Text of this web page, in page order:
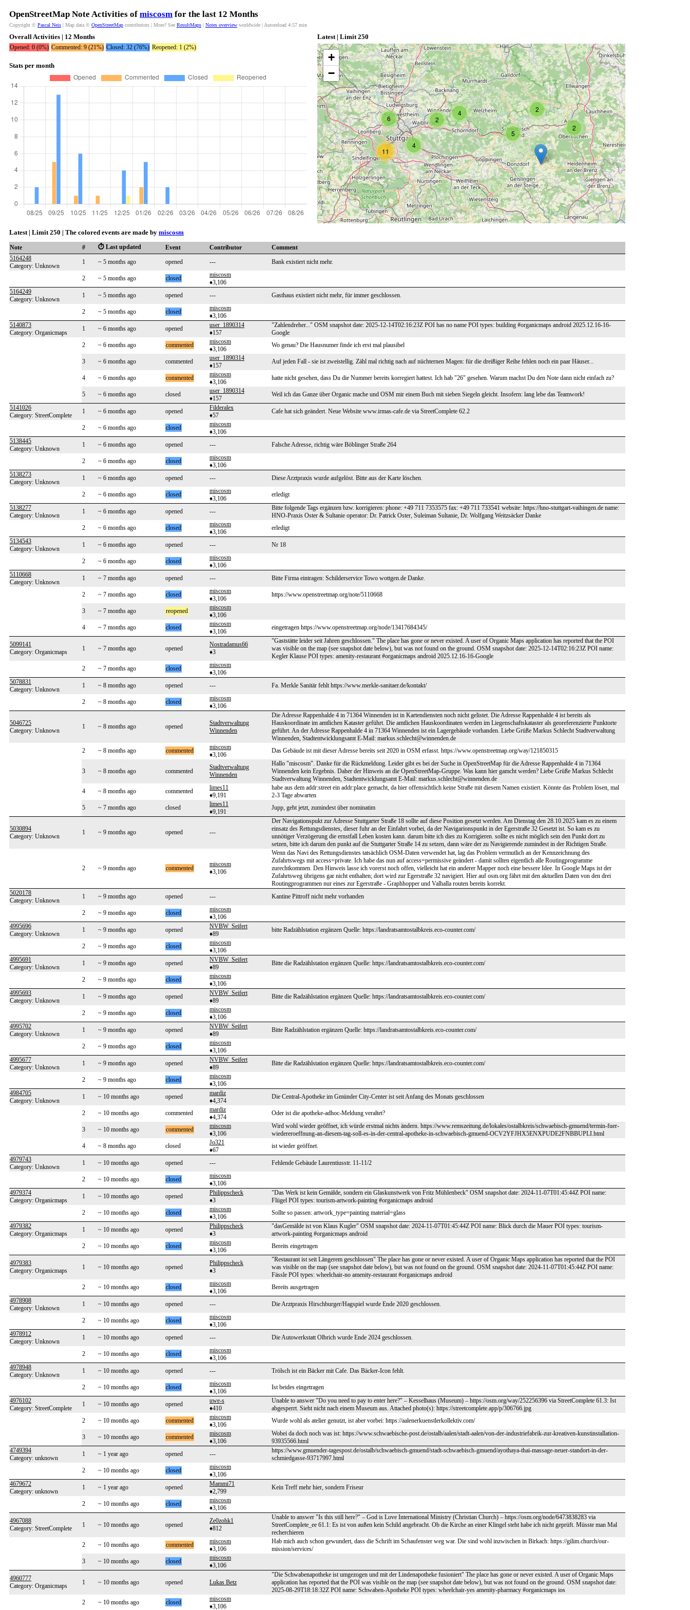
OpenStreetMap Note Activities of miscosm for the last 12 Months
Copyright © Pascal Neis | Map data © OpenStreetMap contributors | More? See ResultMaps | Notes overview worldwide | Autoreload 4:56 min
Overall Activities | 12 Months
Opened: 0 (0%) Commented: 9 (21%) Closed: 32 (76%) Reopened: 1 (2%)
Stats per month
Latest | Limit 250
11
6
4
2
4
5
2
2
+
−
Latest | Limit 250 | The colored events are made by miscosm
Note # ⏱️ Last updated Event Contributor
Comment
5164248
Category: Unknown
1 ~ 5 months ago opened --- Bank existiert nicht mehr.
2 ~ 5 months ago closed
miscosm
♦3,106
5164249
Category: Unknown
1 ~ 5 months ago opened --- Gasthaus existiert nicht mehr, für immer geschlossen.
2 ~ 5 months ago closed
miscosm
♦3,106
5140873
Category: Organicmaps
1 ~ 6 months ago opened
user_1890314
♦157
"Zahlendreher..." OSM snapshot date: 2025-12-14T02:16:23Z POI has no name POI types: building #organicmaps android 2025.12.16-16-
Google
2
~ 6 months ago commented
miscosm
♦3,106
Wo genau? Die Hausnumer finde ich erst mal plausibel
3 ~ 6 months ago commented
user_1890314
♦157
Auf jeden Fall - sie ist zweistellig. Zähl mal richtig nach auf nüchternen Magen: für die dreißiger Reihe fehlen noch ein paar Häuser...
4 ~ 6 months ago commented
miscosm
♦3,106
hatte nicht gesehen, dass Du die Nummer bereits korregiert hattest. Ich hab "26" gesehen. Warum machst Du den Note dann nicht einfach zu?
5 ~ 6 months ago closed
user_1890314
♦157
Weil ich das Ganze über Organic mache und OSM mir einem Buch mit sieben Siegeln gleicht. Insofern: lang lebe das Teamwork!
5141026
Category: StreetComplete
1 ~ 6 months ago opened
Filderalex
♦57
Cafe hat sich geändert. Neue Website www.irmas-cafe.de via StreetComplete 62.2
2 ~ 6 months ago closed
miscosm
♦3,106
5138445
Category: Unknown
1 ~ 6 months ago opened --- Falsche Adresse, richtig wäre Böblinger Straße 264
2 ~ 6 months ago closed
miscosm
♦3,106
5138273
Category: Unknown
1 ~ 6 months ago opened --- Diese Arztpraxis wurde aufgelöst. Bitte aus der Karte löschen.
2 ~ 6 months ago closed
miscosm
♦3,106
erledigt
5138277
Category: Unknown
1 ~ 6 months ago opened ---
Bitte folgende Tags ergänzen bzw. korrigieren: phone: +49 711 7353575 fax: +49 711 733541 website: https://hno-stuttgart-vaihingen.de name:
HNO-Praxis Oster & Sultanie operator: Dr. Patrick Oster, Suleiman Sultanie, Dr. Wolfgang Weitzsäcker Danke
2
~ 6 months ago closed
miscosm
♦3,106
erledigt
5134543
Category: Unknown
1 ~ 6 months ago opened --- Nr 18
2 ~ 6 months ago closed
miscosm
♦3,106
5110668
Category: Unknown
1 ~ 7 months ago opened --- Bitte Firma eintragen: Schilderservice Towo wottgen.de Danke.
2 ~ 7 months ago closed
miscosm
♦3,106
https://www.openstreetmap.org/note/5110668
3 ~ 7 months ago reopened
miscosm
♦3,106
4
~ 7 months ago closed
miscosm
♦3,106
eingetragen https://www.openstreetmap.org/node/13417684345/
5099141
Category: Organicmaps
1 ~ 7 months ago opened
Nostradamus66
♦3
"Gaststätte leider seit Jahren geschlossen." The place has gone or never existed. A user of Organic Maps application has reported that the POI
was visible on the map (see snapshot date below), but was not found on the ground. OSM snapshot date: 2025-12-14T02:16:23Z POI name:
Kegler Klause POI types: amenity-restaurant #organicmaps android 2025.12.16-16-Google
2
~ 7 months ago closed
miscosm
♦3,106
5078831
Category: Unknown
1 ~ 8 months ago opened --- Fa. Merkle Sanitär fehlt https://www.merkle-sanitaer.de/kontakt/
2 ~ 8 months ago closed
miscosm
♦3,106
5046725
Category: Unknown
1 ~ 8 months ago opened
Stadtverwaltung
Winnenden
Die Adresse Rappenhalde 4 in 71364 Winnenden ist in Kartendiensten noch nicht gelistet. Die Adresse Rappenhalde 4 ist bereits als
Hauskoordinate im amtlichen Kataster geführt. Die amtlichen Hauskoordinaten werden im Liegenschaftskataster als georeferenzierte Punktorte
geführt. An der Adresse Rappenhalde 4 in 71364 Winnenden ist ein Lagergebäude vorhanden. Liebe Grüße Markus Schlecht Stadtverwaltung
Winnenden, Stadtentwicklungsamt E-Mail: markus.schlecht@winnenden.de
2
~ 8 months ago commented
miscosm
♦3,106
Das Gebäude ist mit dieser Adresse bereits seit 2020 in OSM erfasst. https://www.openstreetmap.org/way/121850315
3 ~ 8 months ago commented
Stadtverwaltung
Winnenden
Hallo "miscosm". Danke für die Rückmeldung. Leider gibt es bei der Suche in OpenStreetMap für die Adresse Rappenhalde 4 in 71364
Winnenden kein Ergebnis. Daher der Hinweis an die OpenStreetMap-Gruppe. Was kann hier gamcht werden? Liebe Grüße Markus Schlecht
Stadtverwaltung Winnenden, Stadtentwicklungsamt E-Mail: markus.schlecht@winnenden.de
4
~ 8 months ago commented
limes11
♦9,191
habe aus dem addr:street ein addr:place gemacht, da hier offensichtlich keine Straße mit diesem Namen existiert. Könnte das Problem lösen, mal
2-3 Tage abwarten
5
~ 7 months ago closed
limes11
♦9,191
Jupp, geht jetzt, zumindest über nominatim
5030894
Category: Unknown
1 ~ 9 months ago opened ---
Der Navigationspukt zur Adresse Stuttgarter Straße 18 sollte auf diese Position gesetzt werden. Am Dienstag den 28.10.2025 kam es zu einem
einsatz des Rettungsdienstes, dieser fuhr an der Einfahrt vorbei, da der Navigarionspunkt in der Egerstraße 32 Gesetzt ist. So kam es zu
unnötiger Verzögerung die ernstfall Leben kosten kann. darum bitte ich dies zu Korrigieren. sollte es nicht möglich sein den Punkt dort zu
setzen, bitte ich darum den punkt auf die Stuttgarter Straße 14 zu setzen, dann wäre der zu Navigierende zumindest in der Richtigen Straße.
2 ~ 9 months ago commented
miscosm
♦3,106
Wenn das Navi des Rettungsdienstes tatsächlich OSM-Daten verwendet hat, lag das Problem vermutlich an der Kennzeichnung des
Zufahrtswegs mit access=private. Ich habe das nun auf access=permissive geändert - damit sollten eigentlich alle Routingprogramme
zurechtkommen. Den Hinweis lasse ich vorerst noch offen, vielleicht hat ein anderer Mapper noch eine bessere Idee. In Google Maps ist der
Zufahrtsweg übrigens gar nicht enthalten; dort wird zur Egerstraße 32 navigiert. Hier auf osm.org fährt mit den aktuellen Daten von den drei
Routingprogrammen nur eines zur Egerstraße - Graphhopper und Valhalla routen bereits korrekt.
5020178
Category: Unknown
1 ~ 9 months ago opened --- Kantine Pittroff nicht mehr vorhanden
2 ~ 9 months ago closed
miscosm
♦3,106
4995696
Category: Unknown
1 ~ 9 months ago opened
NVBW_Seifert
♦89
bitte Radzählstation ergänzen Quelle: https://landratsamtostalbkreis.eco-counter.com/
2 ~ 9 months ago closed
miscosm
♦3,106
4995691
Category: Unknown
1 ~ 9 months ago opened
NVBW_Seifert
♦89
Bitte die Radzählstation ergänzen Quelle: https://landratsamtostalbkreis.eco-counter.com/
2 ~ 9 months ago closed
miscosm
♦3,106
4995693
Category: Unknown
1 ~ 9 months ago opened
NVBW_Seifert
♦89
Bitte die Radzählstation ergänzen Quelle: https://landratsamtostalbkreis.eco-counter.com/
2 ~ 9 months ago closed
miscosm
♦3,106
4995702
Category: Unknown
1 ~ 9 months ago opened
NVBW_Seifert
♦89
Bitte Radzählstation ergänzen Quelle: https://landratsamtostalbkreis.eco-counter.com/
2 ~ 9 months ago closed
miscosm
♦3,106
4995677
Category: Unknown
1 ~ 9 months ago opened
NVBW_Seifert
♦89
Bitte die Radzählstation ergänzen Quelle: https://landratsamtostalbkreis.eco-counter.com/
2 ~ 9 months ago closed
miscosm
♦3,106
4984705
Category: Unknown
1 ~ 10 months ago opened
mardiz
♦4,374
Die Central-Apotheke im Gmünder City-Center ist seit Anfang des Monats geschlossen
2 ~ 10 months ago commented
mardiz
♦4,374
Oder ist die apotheke-adhoc-Meldung veraltet?
3 ~ 10 months ago commented
miscosm
♦3,106
Wird wohl wieder geöffnet, ich würde erstmal nichts ändern. https://www.remszeitung.de/lokales/ostalbkreis/schwaebisch-gmuend/termin-fuer-
wiedereroeffnung-an-diesem-tag-soll-es-in-der-central-apotheke-in-schwaebisch-gmuend-OCV2YFJHX5ENXPUDE2FNBBUPLI.html
4
~ 8 months ago closed
Jo321
♦67
ist wieder geöffnet.
4979743
Category: Unknown
1 ~ 10 months ago opened --- Fehlende Gebäude Laurentiusstr. 11-11/2
2 ~ 10 months ago closed
miscosm
♦3,106
4979374
Category: Organicmaps
1 ~ 10 months ago opened
Philippscheck
♦3
"Das Werk ist kein Gemälde, sondern ein Glaskunstwerk von Fritz Mühlenbeck" OSM snapshot date: 2024-11-07T01:45:44Z POI name:
Flügel POI types: tourism-artwork-painting #organicmaps android
2
~ 10 months ago closed
miscosm
♦3,106
Sollte so passen: artwork_type=painting material=glass
4979382
Category: Organicmaps
1 ~ 10 months ago opened
Philippscheck
♦3
"dasGemälde ist von Klaus Kugler" OSM snapshot date: 2024-11-07T01:45:44Z POI name: Blick durch die Mauer POI types: tourism-
artwork-painting #organicmaps android
2
~ 10 months ago closed
miscosm
♦3,106
Bereits eingetragen
4979383
Category: Organicmaps
1 ~ 10 months ago opened
Philippscheck
♦3
"Restaurant ist seit Längerem geschlossen" The place has gone or never existed. A user of Organic Maps application has reported that the POI
was visible on the map (see snapshot date below), but was not found on the ground. OSM snapshot date: 2024-11-07T01:45:44Z POI name:
Fässle POI types: wheelchair-no amenity-restaurant #organicmaps android
2
~ 10 months ago closed
miscosm
♦3,106
Bereits ausgetragen
4978908
Category: Unknown
1 ~ 10 months ago opened --- Die Arztpraxis Hirschburger/Hagspiel wurde Ende 2020 geschlossen.
2 ~ 10 months ago closed
miscosm
♦3,106
4978912
Category: Unknown
1 ~ 10 months ago opened --- Die Autowerkstatt Olbrich wurde Ende 2024 geschlossen.
2 ~ 10 months ago closed
miscosm
♦3,106
4978948
Category: Unknown
1 ~ 10 months ago opened --- Trölsch ist ein Bäcker mit Cafe. Das Bäcker-Icon fehlt.
2 ~ 10 months ago closed
miscosm
♦3,106
Ist beides eingetragen
4976102
Category: StreetComplete
1 ~ 10 months ago opened
uwe-s
♦410
Unable to answer "Do you need to pay to enter here?" – Kesselhaus (Museum) – https://osm.org/way/252256396 via StreetComplete 61.3: Ist
abgesperrt. Sieht nicht nach einem Museum aus. Attached photo(s): https://streetcomplete.app/p/306766.jpg
2
~ 10 months ago commented
miscosm
♦3,106
Wurde wohl als atelier genutzt, ist aber vorbei: https://aalenerkuenstlerkollektiv.com/
3 ~ 10 months ago commented
miscosm
♦3,106
Wobei da doch noch was ist: https://www.schwaebische-post.de/ostalb/aalen/stadt-aalen/von-der-industriefabrik-zur-kreativen-kunstinstallation-
93935566.html
4749394
Category: unknown
1 ~ 1 year ago opened ---
https://www.gmuender-tagespost.de/ostalb/schwaebisch-gmuend/stadt-schwaebisch-gmuend/ayothaya-thai-massage-neuer-standort-in-der-
schmiedgasse-93717997.html
2
~ 10 months ago closed
miscosm
♦3,106
4679672
Category: unknown
1 ~ 1 year ago opened
Mammi71
♦2,799
Kein Treff mehr hier, sondern Friseur
2 ~ 10 months ago closed
miscosm
♦3,106
4967088
Category: StreetComplete
1 ~ 10 months ago opened
Ze0zohk1
♦812
Unable to answer "Is this still here?" – God is Love International Ministry (Christian Church) – https://osm.org/node/6473838283 via
StreetComplete_ee 61.1: Es ist von außen kein Schild angebracht. Ob die Kirche an einer Klingel steht habe ich nicht geprüft. Müsste man Mal
recherchieren
2
~ 10 months ago commented
miscosm
♦3,106
Hab mich auch schon gewundert, dass die Schrift im Schaufenster weg war. Die sind wohl inzwischen in Birkach: https://gilim.church/our-
mission/services/
3
~ 10 months ago closed
miscosm
♦3,106
4960777
Category: Organicmaps
1 ~ 10 months ago opened Lukas Betz
"Die Schwabenapotheke ist umgezogen und mit der Lindenapotheke fusioniert" The place has gone or never existed. A user of Organic Maps
application has reported that the POI was visible on the map (see snapshot date below), but was not found on the ground. OSM snapshot date:
2025-08-29T18:18:32Z POI name: Schwaben-Apotheke POI types: wheelchair-yes amenity-pharmacy #organicmaps ios
2
~ 10 months ago closed
miscosm
♦3,106